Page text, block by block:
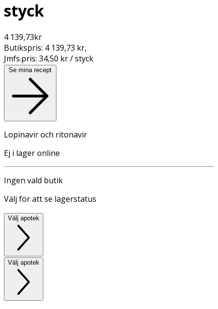
styck
4 139,73kr
Butikspris: 4 139,73 kr,
Jmfs.pris: 34,50 kr / styck
Se mina recept
Lopinavir och ritonavir
Ej i lager online
Ingen vald butik
Välj för att se lagerstatus
Välj apotek
Välj apotek